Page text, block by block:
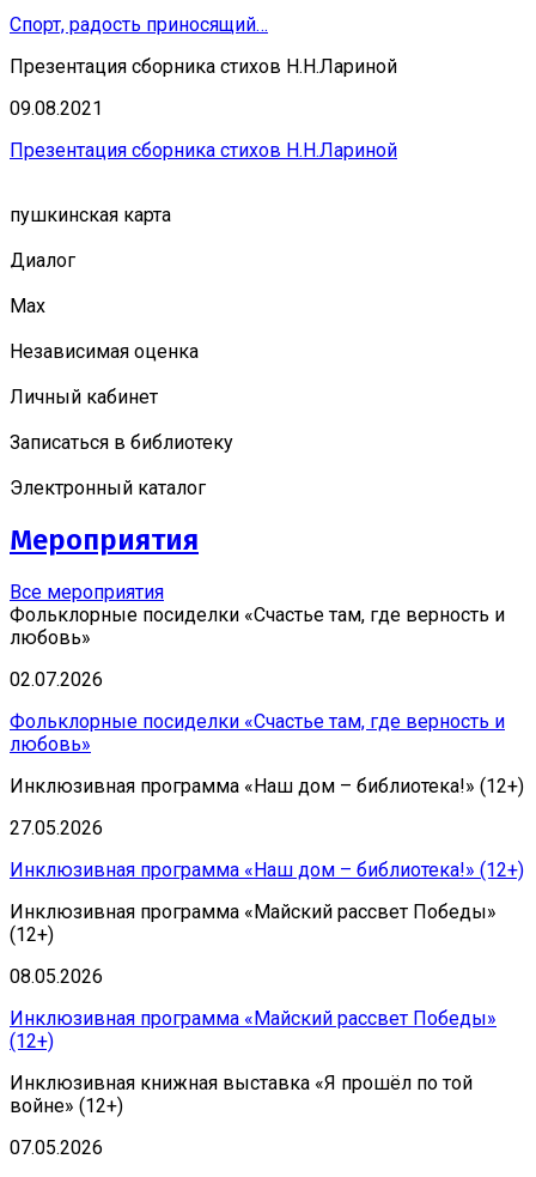
Спорт, радость приносящий…
Презентация сборника стихов Н.Н.Лариной
09.08.2021
Презентация сборника стихов Н.Н.Лариной
пушкинская карта
Диалог
Мах
Независимая оценка
Личный кабинет
Записаться в библиотеку
Электронный каталог
Мероприятия
Все мероприятия
Фольклорные посиделки «Счастье там, где верность и
любовь»
02.07.2026
Фольклорные посиделки «Счастье там, где верность и
любовь»
Инклюзивная программа «Наш дом – библиотека!» (12+)
27.05.2026
Инклюзивная программа «Наш дом – библиотека!» (12+)
Инклюзивная программа «Майский рассвет Победы»
(12+)
08.05.2026
Инклюзивная программа «Майский рассвет Победы»
(12+)
Инклюзивная книжная выставка «Я прошёл по той
войне» (12+)
07.05.2026